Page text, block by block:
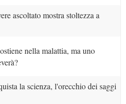
ascoltato mostra stoltezza a
nella malattia, ma uno
la scienza, l'orecchio dei saggi